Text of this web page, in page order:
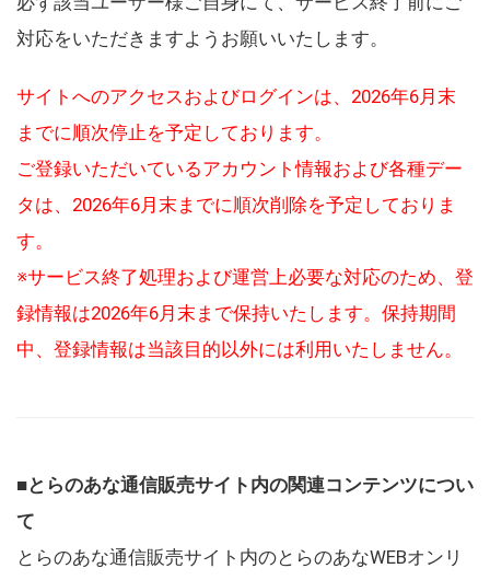
対応をいただきますようお願いいたします。
サイトへのアクセスおよびログインは、2026年6月末
までに順次停止を予定しております。
ご登録いただいているアカウント情報および各種デー
タは、2026年6月末までに順次削除を予定しておりま
す。
※サービス終了処理および運営上必要な対応のため、登
録情報は2026年6月末まで保持いたします。保持期間
中、登録情報は当該目的以外には利用いたしません。
■とらのあな通信販売サイト内の関連コンテンツについ
て
とらのあな通信販売サイト内のとらのあなWEBオンリ